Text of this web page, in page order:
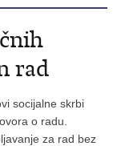
rad
socijalne skrbi
o radu.
za rad bez